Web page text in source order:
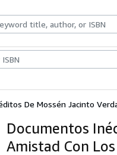
Art & Collectibles
De Mossén Jacinto
Documentos
Amistad Con